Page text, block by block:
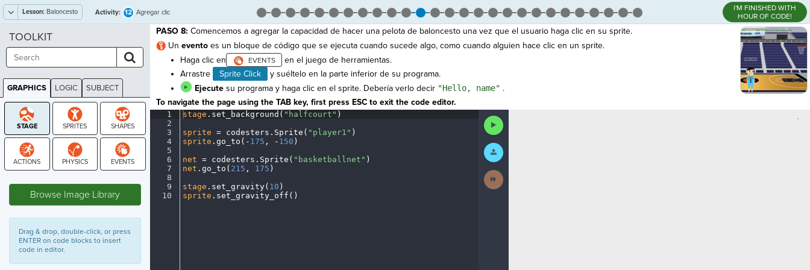
Lesson: Baloncesto Activity: 12 Agregar clic
I'M FINISHED WITH
HOUR OF CODE!
PASO 8: Comencemos a agregar la capacidad de hacer una pelota de baloncesto una vez que el usuario haga clic en su sprite.
Un evento es un bloque de código que se ejecuta cuando sucede algo, como cuando alguien hace clic en un sprite.
Haga clic en
en el juego de herramientas.
Arrastre
Sprite Click
y suéltelo en la parte inferior de su programa.
Ejecutesu programa y haga clic en el sprite. Debería verlo decir "Hello, name" .
To navigate the page using the TAB key, first press ESC to exit the code editor.
1
2
3
4
5
6
7
8
9
10
stage . set_background( "halfcourt" )
sprite =· codesters . Sprite( "player1" )
sprite . go_to( - 175 , - 150 )
net =· codesters . Sprite( "basketballnet" )
net . go_to( 215 , 175 )
stage . set_gravity( 10 )
sprite . set_gravity_off()
Run
Code
Submit
Work
Next
Activity
,
TOOLKIT
GRAPHICS LOGIC SUBJECT
GRAPHICS
Browse Image Library
Drag & drop, double-click, or press
ENTER on code blocks to insert
code in editor.